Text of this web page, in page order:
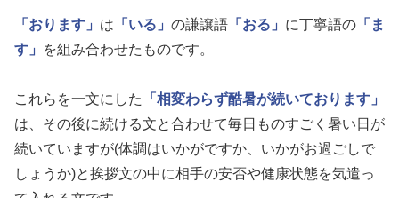
「おります」 は 「いる」 の謙譲語 「おる」 に丁寧語の 「ま
す」
を組み合わせたものです。
これらを一文にした
「相変わらず酷暑が続いております」
は、その後に続ける文と合わせて毎日ものすごく暑い日が
続いていますが(体調はいかがですか、いかがお過ごしで
しょうか)と挨拶文の中に相手の安否や健康状態を気遣っ